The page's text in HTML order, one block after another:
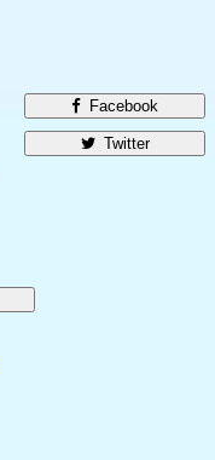
Facebook
Twitter